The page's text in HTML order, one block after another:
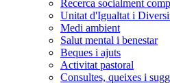
Recerca socialment
Unitat d'Igualtat i
Medi ambient
Salut mental i benestar
Beques i ajuts
Activitat pastoral
Consultes, queixes i